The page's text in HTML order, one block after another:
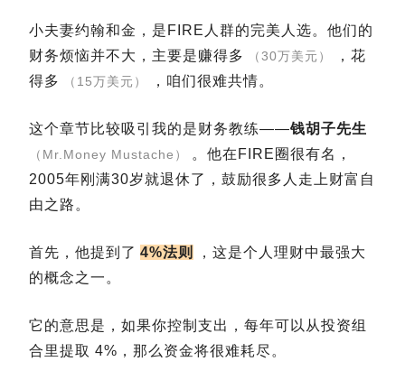
小夫妻约翰和金，是FIRE人群的完美人选。他们的
财务烦恼并不大，主要是赚得多
（30万美元）
，花
得多
（15万美元） ，咱们很难共情。
这个章节比较吸引我的是财务教练——钱胡子先生
（Mr.Money Mustache）
。他在FIRE圈很有名，
2005年刚满30岁就退休了，鼓励很多人走上财富自
由之路。
首先，他提到了 4%法则
，这是个人理财中最强大
的概念之一。
它的意思是，如果你控制支出，每年可以从投资组
合里提取 4%，那么资金将很难耗尽。